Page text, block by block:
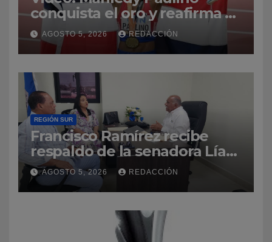
conquista el oro y reafirma su
dominio en el atletismo
AGOSTO 5, 2026 REDACCIÓN
REGIÓN SUR
Francisco Ramírez recibe
respaldo de la senadora Lía
Díaz para fortalecer la UASD-
Azua
AGOSTO 5, 2026 REDACCIÓN